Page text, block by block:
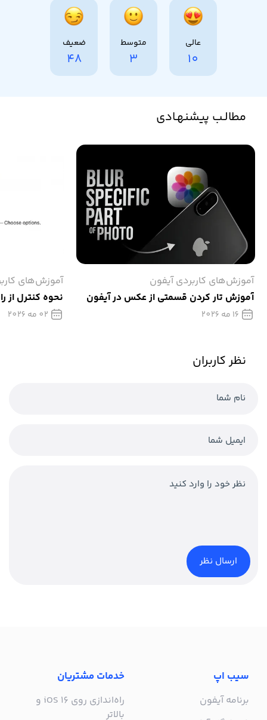
عالی
10
متوسط
3
ضعیف
48
مطالـب پیشنهـادی
آموزش‌های کاربردی آیفون
آموزش تار كردن قسمتی از عکس در آیفون
16 مه 2026
آموزش‌های
نحوه کنترل از
02 مه 2026
نظر کاربران
سیب اپ
برنامه آیفون
خدمات مشتریان
راه‌اندازی روی iOS 16 و
بالاتر